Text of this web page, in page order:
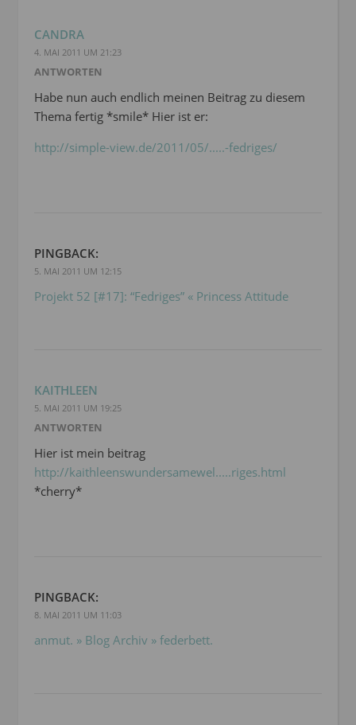
CANDRA
4. MAI 2011 UM 21:23
ANTWORTEN
Habe nun auch endlich meinen Beitrag zu diesem
Thema fertig *smile* Hier ist er:
http://simple-view.de/2011/05/.....-fedriges/
PINGBACK:
5. MAI 2011 UM 12:15
Projekt 52 [#17]: “Fedriges” « Princess Attitude
KAITHLEEN
5. MAI 2011 UM 19:25
ANTWORTEN
Hier ist mein beitrag
http://kaithleenswundersamewel.....riges.html
*cherry*
PINGBACK:
8. MAI 2011 UM 11:03
anmut. » Blog Archiv » federbett.